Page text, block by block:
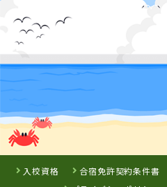
詳 細
3位
新倉敷自動車学校
詳 細
予 約
予 約
7
静岡県
入校資格 合宿免許契約条件書